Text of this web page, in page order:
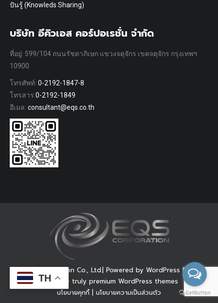
ปันรู้ (Knowleds Sharing)
บริษัท อีคิวเอส คอร์ปอเรชั่น จำกัด
ที่อยู่: 599/104 ถนนรัชดาภิเษก แขวงจตุจักร เขตจตุจักร กรุงเทพฯ
10900
โทรศัพท์: 0-2192-1847-8
โทรสาร:0-2192-1849
อีเมล: consultant@eqs.co.th
© EQS Corporation Co., Ltd.| Powered by WordPress Dream-
Theme — truly premium WordPress themes
นโยบายคุกกี้| นโยบายความเป็นส่วนตัว
TH